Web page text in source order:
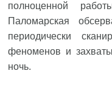
полноценной
Паломарская
периодически
феноменов и
ночь.